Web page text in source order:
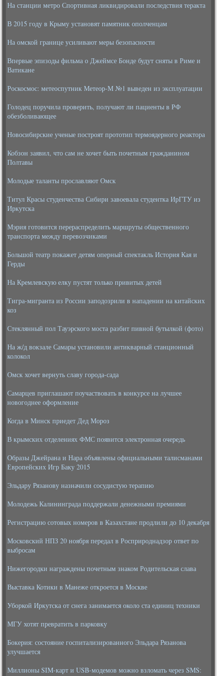
На станции метро Спортивная ликвидировали последствия теракта
В 2015 году в Крыму установят памятник ополченцам
На омской границе усиливают меры безопасности
Впервые эпизоды фильма о Джеймсе Бонде будут сняты в Риме и
Ватикане
Роскосмос: метеоспутник Метеор-М №1 выведен из эксплуатации
Голодец поручила проверить, получают ли пациенты в РФ
обезболивающее
Новосибирские ученые построят прототип термоядерного реактора
Кобзон заявил, что сам не хочет быть почетным гражданином
Полтавы
Молодые таланты прославляют Омск
Титул Красы студенчества Сибири завоевала студентка ИрГТУ из
Иркутска
Мэрия готовится перераспределить маршруты общественного
транспорта между перевозчиками
Большой театр покажет детям оперный спектакль История Кая и
Герды
На Кремлевскую елку пустят только привитых детей
Тигра-мигранта из России заподозрили в нападении на китайских
коз
Стеклянный пол Тауэрского моста разбит пивной бутылкой (фото)
На ж/д вокзале Самары установили антикварный станционный
колокол
Омск хочет вернуть славу города-сада
Самарцев приглашают поучаствовать в конкурсе на лучшее
новогоднее оформление
Когда в Минск приедет Дед Мороз
В крымских отделениях ФМС появится электронная очередь
Образы Джейрана и Нара объявлены официальными талисманами
Европейских Игр Баку 2015
Эльдару Рязанову назначили сосудистую терапию
Молодежь Калининграда поддержали денежными премиями
Регистрацию сотовых номеров в Казахстане продлили до 10 декабря
Московский НПЗ 20 ноября передал в Росприроднадзор ответ по
выбросам
Нижегородки награждены почетным знаком Родительская слава
Выставка Котики в Манеже откроется в Москве
Уборкой Иркутска от снега занимается около ста единиц техники
МГУ хотят превратить в парковку
Бокерия: состояние госпитализированного Эльдара Рязанова
улучшается
Миллионы SIM-карт и USB-модемов можно взломать через SMS: